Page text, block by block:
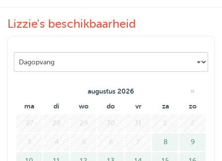
Lizzie's beschikbaarheid
augustus 2026 »
ma di wo do vr za zo
27 28 29 30 31 1 2
3 4 5 6 7 8 9